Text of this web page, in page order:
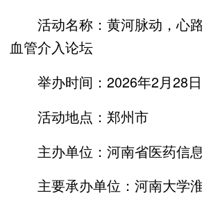
活动名称：黄河脉动，心
血管介入论坛
举办时间：2026年2月28日
活动地点：郑州市
主办单位：河南省医药信
主要承办单位：河南大学